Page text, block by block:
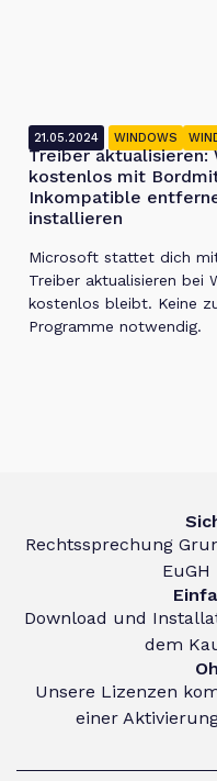
21.05.2024 WINDOWS
Treiber aktualisieren:
kostenlos mit
Inkompatible
installieren
Microsoft stattet dich
Treiber aktualisieren bei
kostenlos bleibt. Keine
Programme notwendig.
Rechtssprechung
EuGH
Download und
dem
Unsere Lizenzen
einer